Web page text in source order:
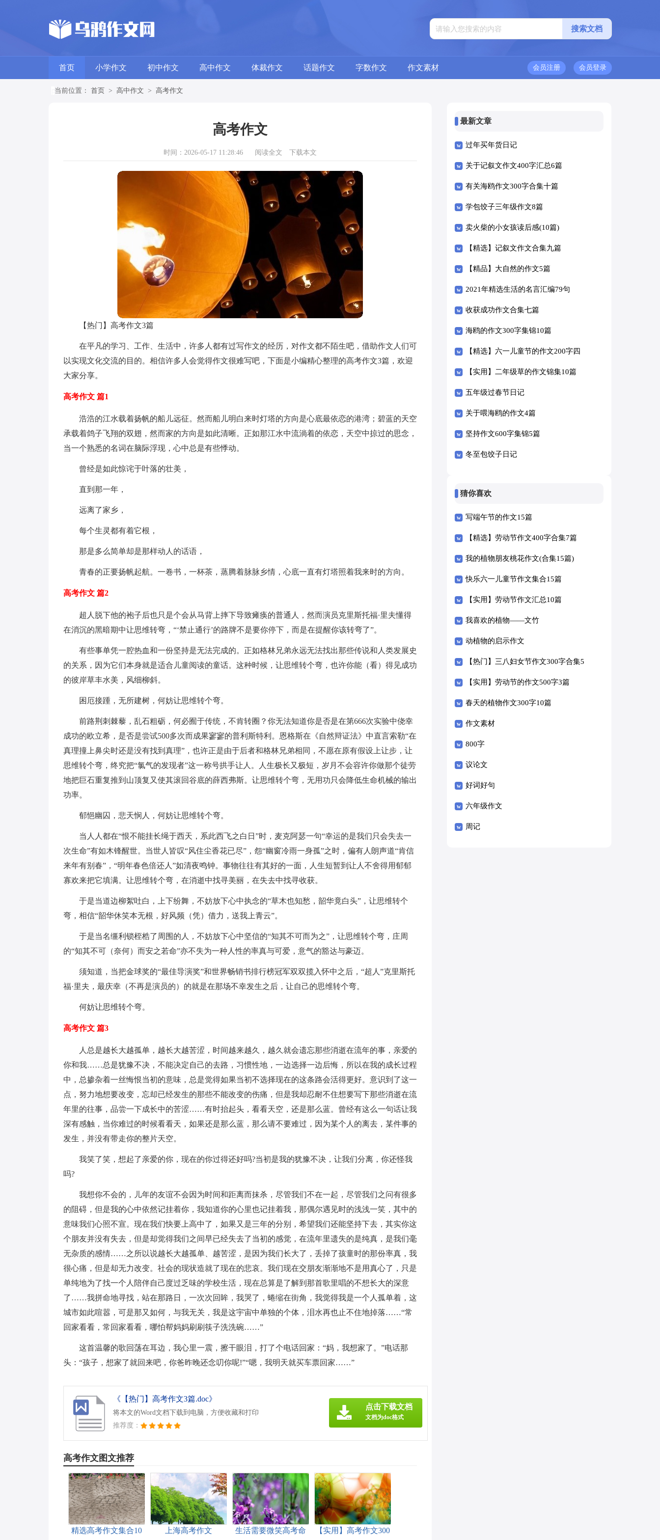
首页 小学作文 初中作文 高中作文 体裁作文 话题作文 字数作文 作文素材 会员登录
会员注册
当前位置： 首页 > 高中作文 > 高考作文
高考作文
时间：2026-05-17 11:28:46 阅读全文 下载本文
【热门】高考作文3篇
在平凡的学习、工作、生活中，许多人都有过写作文的经历，对作文都不陌生吧，借助作文人们可
以实现文化交流的目的。相信许多人会觉得作文很难写吧，下面是小编精心整理的高考作文3篇，欢迎
大家分享。
高考作文 篇1
浩浩的江水载着扬帆的船儿远征。然而船儿明白来时灯塔的方向是心底最依恋的港湾；碧蓝的天空
承载着鸽子飞翔的双翅，然而家的方向是如此清晰。正如那江水中流淌着的依恋，天空中掠过的思念，
当一个熟悉的名词在脑际浮现，心中总是有些悸动。
曾经是如此惊诧于叶落的壮美，
直到那一年，
远离了家乡，
每个生灵都有着它根，
那是多么简单却是那样动人的话语，
青春的正要扬帆起航。一卷书，一杯茶，蒸腾着脉脉乡情，心底一直有灯塔照着我来时的方向。
高考作文 篇2
超人脱下他的袍子后也只是个会从马背上摔下导致瘫痪的普通人，然而演员克里斯托福·里夫懂得
在消沉的黑暗期中让思维转弯，“‘禁止通行’的路牌不是要你停下，而是在提醒你该转弯了”。
有些事单凭一腔热血和一份坚持是无法完成的。正如格林兄弟永远无法找出那些传说和人类发展史
的关系，因为它们本身就是适合儿童阅读的童话。这种时候，让思维转个弯，也许你能（看）得见成功
的彼岸草丰水美，风细柳斜。
困厄接踵，无所建树，何妨让思维转个弯。
前路荆刺棘藜，乱石粗砺，何必囿于传统，不肯转圈？你无法知道你是否是在第666次实验中侥幸
成功的欧立希，是否是尝试500多次而成果寥寥的普利斯特利。恩格斯在《自然辩证法》中直言索勒“在
真理撞上鼻尖时还是没有找到真理”，也许正是由于后者和格林兄弟相同，不愿在原有假设上让步，让
思维转个弯，终究把“氯气的发现者”这一称号拱手让人。人生极长又极短，岁月不会容许你做那个徒劳
地把巨石重复推到山顶复又使其滚回谷底的薛西弗斯。让思维转个弯，无用功只会降低生命机械的输出
功率。
郁悒幽囚，悲天悯人，何妨让思维转个弯。
当人人都在“恨不能挂长绳于西天，系此西飞之白日”时，麦克阿瑟一句“幸运的是我们只会失去一
次生命”有如木锋醒世。当世人皆叹“风住尘香花已尽”，怨“幽窗冷雨一身孤”之时，偏有人朗声道“肯信
来年有别春”，“明年春色倍还人”如清夜鸣钟。事物往往有其好的一面，人生短暂到让人不舍得用郁郁
寡欢来把它填满。让思维转个弯，在消逝中找寻美丽，在失去中找寻收获。
于是当道边柳絮吐白，上下纷舞，不妨放下心中执念的“草木也知愁，韶华竟白头”，让思维转个
弯，相信“韶华休笑本无根，好风频（凭）借力，送我上青云”。
于是当名缰利锁桎梏了周围的人，不妨放下心中坚信的“知其不可而为之”，让思维转个弯，庄周
的“知其不可（奈何）而安之若命”亦不失为一种人性的率真与可爱，意气的豁达与豪迈。
须知道，当把金球奖的“最佳导演奖”和世界畅销书排行榜冠军双双揽入怀中之后，“超人”克里斯托
福·里夫，最庆幸（不再是演员的）的就是在那场不幸发生之后，让自己的思维转个弯。
何妨让思维转个弯。
高考作文 篇3
人总是越长大越孤单，越长大越苦涩，时间越来越久，越久就会遗忘那些消逝在流年的事，亲爱的
你和我……总是犹豫不决，不能决定自己的去路，习惯性地，一边选择一边后悔，所以在我的成长过程
中，总掺杂着一丝悔恨当初的意味，总是觉得如果当初不选择现在的这条路会活得更好。意识到了这一
点，努力地想要改变，忘却已经发生的那些不能改变的伤痛，但是我却忍耐不住想要写下那些消逝在流
年里的往事，品尝一下成长中的苦涩……有时抬起头，看看天空，还是那么蓝。曾经有这么一句话让我
深有感触，当你难过的时候看看天，如果还是那么蓝，那么请不要难过，因为某个人的离去，某件事的
发生，并没有带走你的整片天空。
我笑了笑，想起了亲爱的你，现在的你过得还好吗?当初是我的犹豫不决，让我们分离，你还怪我
吗?
我想你不会的，儿年的友谊不会因为时间和距离而抹杀，尽管我们不在一起，尽管我们之问有很多
的阻碍，但是我的心中依然记挂着你，我知道你的心里也记挂着我，那偶尔遇见时的浅浅一笑，其中的
意味我们心照不宣。现在我们快要上高中了，如果又是三年的分别，希望我们还能坚持下去，其实你这
个朋友并没有失去，但是却觉得我们之间早已经失去了当初的感觉，在流年里遗失的是纯真，是我们毫
无杂质的感情……之所以说越长大越孤单、越苦涩，是因为我们长大了，丢掉了孩童时的那份率真，我
很心痛，但是却无力改变。社会的现状造就了现在的悲哀。我们现在交朋友渐渐地不是用真心了，只是
单纯地为了找一个人陪伴自己度过乏味的学校生活，现在总算是了解到那首歌里唱的不想长大的深意
了……我拼命地寻找，站在那路日，一次次回眸，我哭了，蜷缩在街角，我觉得我是一个人孤单着，这
城市如此喧嚣，可是那又如何，与我无关，我是这宇宙中单独的个体，泪水再也止不住地掉落……“常
回家看看，常回家看看，哪怕帮妈妈刷刷筷子洗洗碗……”
这首温馨的歌回荡在耳边，我心里一震，擦干眼泪，打了个电话回家：“妈，我想家了。”电话那
头：“孩子，想家了就回来吧，你爸昨晚还念叨你呢!”“嗯，我明天就买车票回家……”
《【热门】高考作文3篇.doc》
将本文的Word文档下载到电脑，方便收藏和打印
推荐度：
点击下载文档
文档为doc格式
高考作文图文推荐
精选高考作文集合10
上海高考作文
生活需要微笑高考命
【实用】高考作文300
最新文章
过年买年货日记
关于记叙文作文400字汇总6篇
有关海鸥作文300字合集十篇
学包饺子三年级作文8篇
卖火柴的小女孩读后感(10篇)
【精选】记叙文作文合集九篇
【精品】大自然的作文5篇
2021年精选生活的名言汇编79句
收获成功作文合集七篇
海鸥的作文300字集锦10篇
【精选】六一儿童节的作文200字四
篇
【实用】二年级草的作文锦集10篇
五年级过春节日记
关于喂海鸥的作文4篇
坚持作文600字集锦5篇
冬至包饺子日记
猜你喜欢
写端午节的作文15篇
【精选】劳动节作文400字合集7篇
我的植物朋友桃花作文(合集15篇)
快乐六一儿童节作文集合15篇
【实用】劳动节作文汇总10篇
我喜欢的植物——文竹
动植物的启示作文
【热门】三八妇女节作文300字合集5
篇
【实用】劳动节的作文500字3篇
春天的植物作文300字10篇
作文素材
800字
议论文
好词好句
六年级作文
周记